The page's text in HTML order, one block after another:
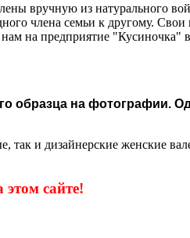
вручную из натурального
члена семьи к другому.
на предприятие "Кусиночка"
образца на фотографии.
и дизайнерские женские
сайте!